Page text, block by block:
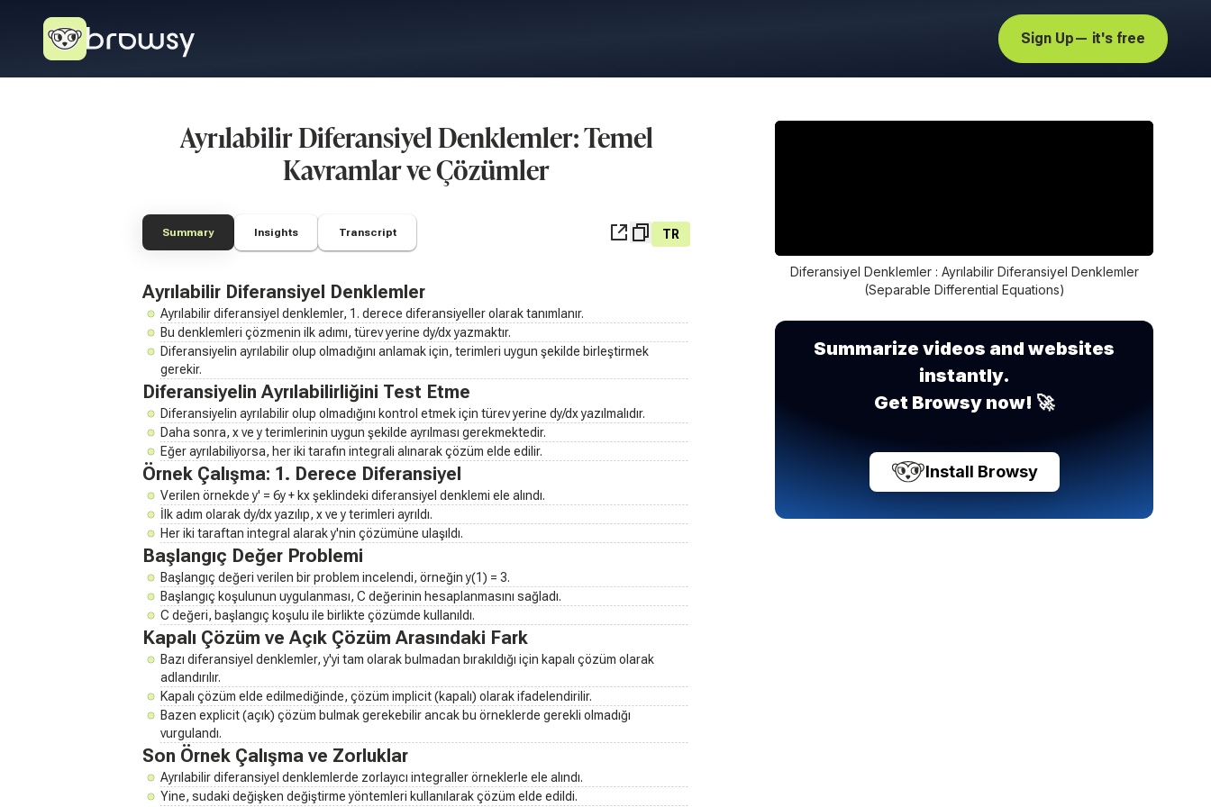
Sign Up— it's free
Ayrılabilir Diferansiyel Denklemler: Temel
Kavramlar ve Çözümler
Summary Insights Transcript TR
Ayrılabilir Diferansiyel Denklemler
Ayrılabilir diferansiyel denklemler, 1. derece diferansiyeller olarak tanımlanır.
Bu denklemleri çözmenin ilk adımı, türev yerine dy/dx yazmaktır.
Diferansiyelin ayrılabilir olup olmadığını anlamak için, terimleri uygun şekilde birleştirmek
gerekir.
Diferansiyelin Ayrılabilirliğini Test Etme
Diferansiyelin ayrılabilir olup olmadığını kontrol etmek için türev yerine dy/dx yazılmalıdır.
Daha sonra, x ve y terimlerinin uygun şekilde ayrılması gerekmektedir.
Eğer ayrılabiliyorsa, her iki tarafın integrali alınarak çözüm elde edilir.
Örnek Çalışma: 1. Derece Diferansiyel
Verilen örnekde y' = 6y + kx şeklindeki diferansiyel denklemi ele alındı.
İlk adım olarak dy/dx yazılıp, x ve y terimleri ayrıldı.
Her iki taraftan integral alarak y'nin çözümüne ulaşıldı.
Başlangıç Değer Problemi
Başlangıç değeri verilen bir problem incelendi, örneğin y(1) = 3.
Başlangıç koşulunun uygulanması, C değerinin hesaplanmasını sağladı.
C değeri, başlangıç koşulu ile birlikte çözümde kullanıldı.
Kapalı Çözüm ve Açık Çözüm Arasındaki Fark
Bazı diferansiyel denklemler, y'yi tam olarak bulmadan bırakıldığı için kapalı çözüm olarak
adlandırılır.
Kapalı çözüm elde edilmediğinde, çözüm implicit (kapalı) olarak ifadelendirilir.
Bazen explicit (açık) çözüm bulmak gerekebilir ancak bu örneklerde gerekli olmadığı
vurgulandı.
Son Örnek Çalışma ve Zorluklar
Ayrılabilir diferansiyel denklemlerde zorlayıcı integraller örneklerle ele alındı.
Yine, sudaki değişken değiştirme yöntemleri kullanılarak çözüm elde edildi.
Diferansiyel Denklemler : Ayrılabilir Diferansiyel Denklemler
(Separable Differential Equations)
Summarize videos and websites
instantly.
Get Browsy now! 🚀
Install Browsy